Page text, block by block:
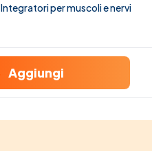
Integratori per muscoli e nervi
Aggiungi